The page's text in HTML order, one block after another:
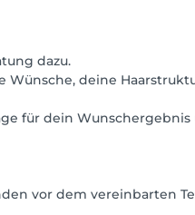
dazu.
Wünsche, deine
für dein
vor dem vereinbarten